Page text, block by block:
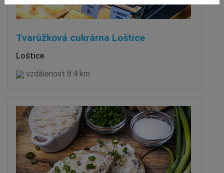
Tvarůžková cukrárna Loštice
Loštice
vzdálenost 8.4 km